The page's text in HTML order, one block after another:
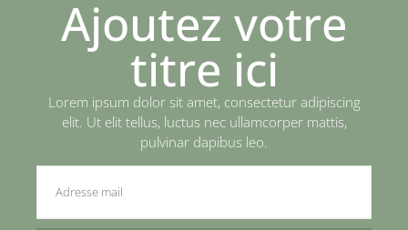
Ajoutez votre
titre ici
Lorem ipsum dolor sit amet, consectetur adipiscing
elit. Ut elit tellus, luctus nec ullamcorper mattis,
pulvinar dapibus leo.